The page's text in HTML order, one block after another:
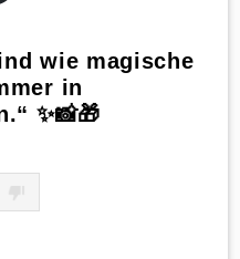
wie magische
in
✨📸🎁